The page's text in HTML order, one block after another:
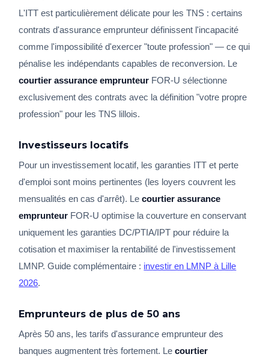
L'ITT est particulièrement délicate pour les TNS : certains
contrats d'assurance emprunteur définissent l'incapacité
comme l'impossibilité d'exercer "toute profession" — ce qui
pénalise les indépendants capables de reconversion. Le
courtier assurance emprunteur FOR-U sélectionne
exclusivement des contrats avec la définition "votre propre
profession" pour les TNS lillois.
Investisseurs locatifs
Pour un investissement locatif, les garanties ITT et perte
d'emploi sont moins pertinentes (les loyers couvrent les
mensualités en cas d'arrêt). Lecourtier assurance
emprunteur FOR-U optimise la couverture en conservant
uniquement les garanties DC/PTIA/IPT pour réduire la
cotisation et maximiser la rentabilité de l'investissement
LMNP. Guide complémentaire : investir en LMNP à Lille
2026.
Emprunteurs de plus de 50 ans
Après 50 ans, les tarifs d'assurance emprunteur des
banques augmentent très fortement. Lecourtier